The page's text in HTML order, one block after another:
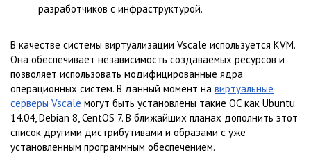
разработчиков с инфраструктурой.
В качестве системы виртуализации Vscale используется KVM.
Она обеспечивает независимость создаваемых ресурсов и
позволяет использовать модифицированные ядра
операционных систем. В данный момент на виртуальные
серверы Vscale могут быть установлены такие ОС как Ubuntu
14.04, Debian 8, CentOS 7. В ближайших планах дополнить этот
список другими дистрибутивами и образами с уже
установленным программным обеспечением.